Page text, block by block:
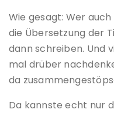
Wie gesagt: Wer
die Übersetzung der
dann schreiben. Und
mal drüber
da
Da kannste echt nur